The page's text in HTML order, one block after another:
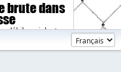
brute dans
débiles, violents.